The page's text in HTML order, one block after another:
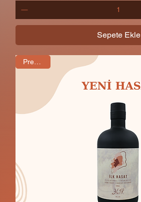
Sepete Ekle